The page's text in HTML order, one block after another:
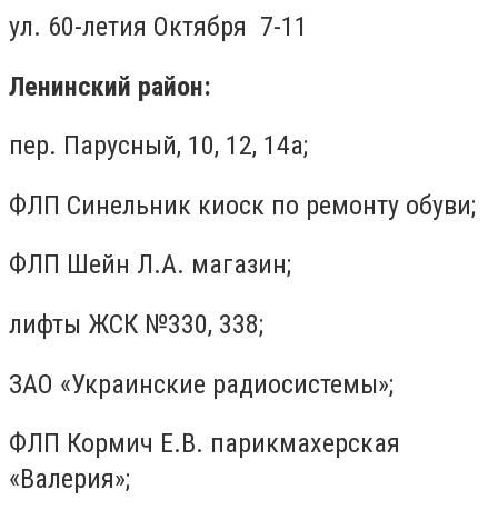
ул. 60-летия Октября 7-11
Ленинский район:
пер. Парусный, 10, 12, 14а;
ФЛП Синельник киоск по ремонту обуви;
ФЛП Шейн Л.А. магазин;
лифты ЖСК №330, 338;
ЗАО «Украинские радиосистемы»;
ФЛП Кормич Е.В. парикмахерская
«Валерия»;